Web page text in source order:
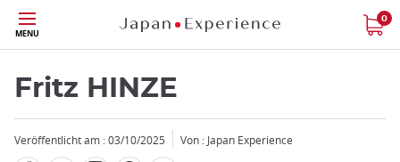
Größe
MENU
0
Fritz HINZE
Veröffentlicht am : 03/10/2025 Von : Japan Experience